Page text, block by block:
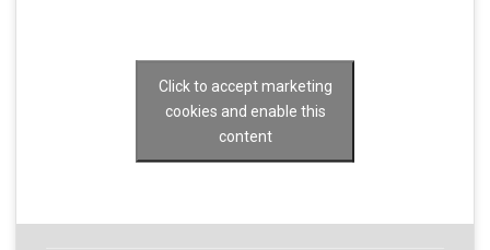
Click to accept marketing
cookies and enable this
content